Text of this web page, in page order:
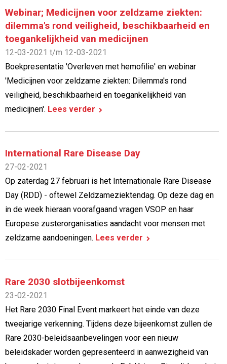
Webinar; Medicijnen voor zeldzame ziekten:
dilemma's rond veiligheid, beschikbaarheid en
toegankelijkheid van medicijnen
12-03-2021 t/m 12-03-2021
Boekpresentatie 'Overleven met hemofilie' en webinar
'Medicijnen voor zeldzame ziekten: Dilemma's rond
veiligheid, beschikbaarheid en toegankelijkheid van
medicijnen'. Lees verder
International Rare Disease Day
27-02-2021
Op zaterdag 27 februari is het Internationale Rare Disease
Day (RDD) - oftewel Zeldzameziektendag. Op deze dag en
in de week hieraan voorafgaand vragen VSOP en haar
Europese zusterorganisaties aandacht voor mensen met
zeldzame aandoeningen. Lees verder
Rare 2030 slotbijeenkomst
23-02-2021
Het Rare 2030 Final Event markeert het einde van deze
tweejarige verkenning. Tijdens deze bijeenkomst zullen de
Rare 2030-beleidsaanbevelingen voor een nieuw
beleidskader worden gepresenteerd in aanwezigheid van